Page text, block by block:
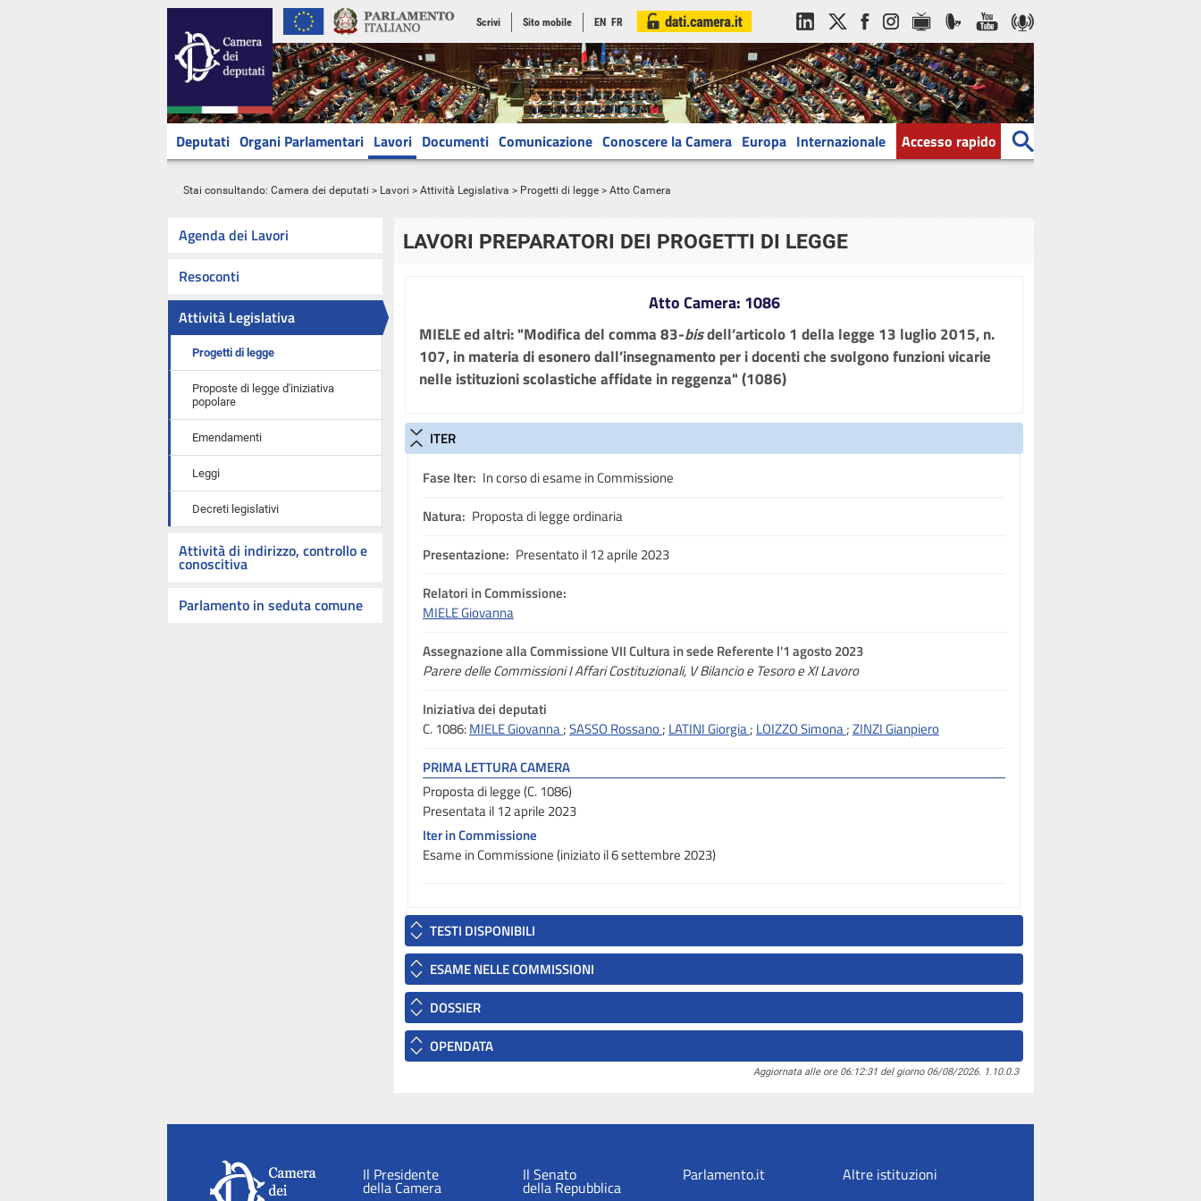
Scrivi Sito mobile EN FR
Deputati Organi Parlamentari Lavori Documenti Comunicazione Conoscere la Camera Europa Internazionale Accesso rapido
Stai consultando: Camera dei deputati > Lavori > Attività Legislativa > Progetti di legge > Atto Camera
Agenda dei Lavori
Resoconti
Attività Legislativa
Progetti di legge
Proposte di legge d'iniziativa
popolare
Emendamenti
Leggi
Decreti legislativi
Attività di indirizzo, controllo e
conoscitiva
Parlamento in seduta comune
LAVORI PREPARATORI DEI PROGETTI DI LEGGE
Atto Camera: 1086
MIELE ed altri: "Modifica del comma 83-bisdell’articolo 1 della legge 13 luglio 2015, n.
107, in materia di esonero dall’insegnamento per i docenti che svolgono funzioni vicarie
nelle istituzioni scolastiche affidate in reggenza" (1086)
ITER
Fase Iter: In corso di esame in Commissione
Natura: Proposta di legge ordinaria
Presentazione: Presentato il 12 aprile 2023
Relatori in Commissione:
MIELE Giovanna
Assegnazionealla Commissione VII Cultura in sede Referente l'1 agosto 2023
Parere delle Commissioni I Affari Costituzionali, V Bilancio e Tesoro e XI Lavoro
Iniziativa dei deputati
C. 1086:MIELE Giovanna;SASSO Rossano; LATINI Giorgia; LOIZZO Simona;ZINZI Gianpiero
PRIMA LETTURA CAMERA
Proposta di legge (C. 1086)
Presentata il 12 aprile 2023
Iter in Commissione
Esame in Commissione (iniziato il 6 settembre 2023)
TESTI DISPONIBILI
ESAME NELLE COMMISSIONI
DOSSIER
OPENDATA
Aggiornata alle ore 06:12:31 del giorno 06/08/2026. 1.10.0.3
Il Presidente
della Camera
Il Senato
della Repubblica
Parlamento.it Altre istituzioni